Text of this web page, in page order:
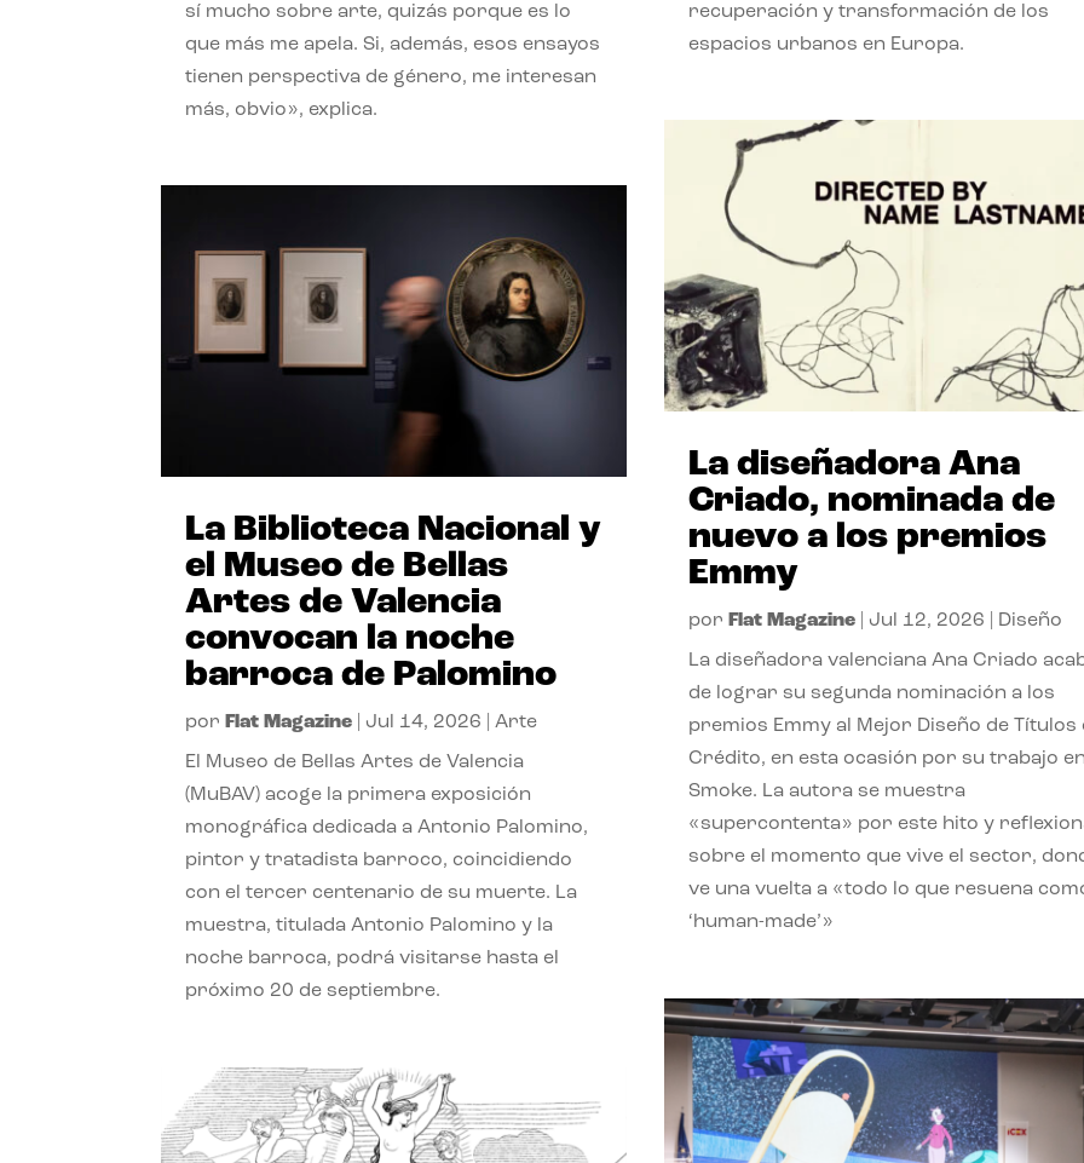
sí mucho sobre arte, quizás porque es lo
que más me apela. Si, además, esos ensayos
tienen perspectiva de género, me interesan
más, obvio», explica.
La Biblioteca Nacional y
el Museo de Bellas
Artes de Valencia
convocan la noche
barroca de Palomino
por Flat Magazine Jul 14, 2026 |Arte
El Museo de Bellas Artes de Valencia
(MuBAV) acoge la primera exposición
monográfica dedicada a Antonio Palomino,
pintor y tratadista barroco, coincidiendo
con el tercer centenario de su muerte. La
muestra, titulada Antonio Palomino y la
noche barroca, podrá visitarse hasta el
próximo 20 de septiembre.
recuperación y transformación de los
espacios urbanos en Europa.
La diseñadora Ana
Criado, nominada de
nuevo a los premios
Emmy
por Flat Magazine| Jul 12, 2026 Diseño
La diseñadora valenciana Ana Criado
de lograr su segunda nominación a los
premios Emmy al Mejor Diseño de Títulos
Crédito, en esta ocasión por su trabajo
Smoke. La autora se muestra
«supercontenta» por este hito y
sobre el momento que vive el sector,
ve una vuelta a «todo lo que resuena
‘human-made’»